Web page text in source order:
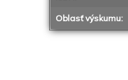
Oblasť výskumu: